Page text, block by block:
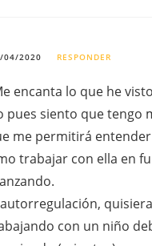
04/2020 RESPONDER
encanta lo que he
pues siento que tengo
me permitirá
trabajar con ella en
con un niño